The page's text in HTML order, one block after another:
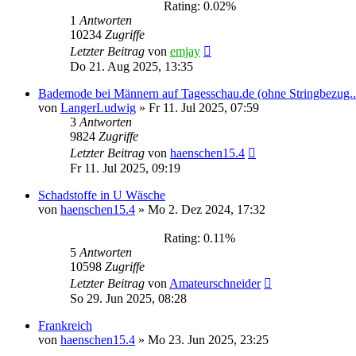
Rating: 0.02%
1 Antworten
10234 Zugriffe
Letzter Beitrag von emjay
Do 21. Aug 2025, 13:35
Bademode bei Männern auf Tagesschau.de (ohne
von LangerLudwig » Fr 11. Jul 2025, 07:59
3 Antworten
9824 Zugriffe
Letzter Beitrag von haenschen15.4
Fr 11. Jul 2025, 09:19
Schadstoffe in U Wäsche
von haenschen15.4 » Mo 2. Dez 2024, 17:32
Rating: 0.11%
5 Antworten
10598 Zugriffe
Letzter Beitrag von Amateurschneider
So 29. Jun 2025, 08:28
Frankreich
von haenschen15.4 » Mo 23. Jun 2025, 23:25